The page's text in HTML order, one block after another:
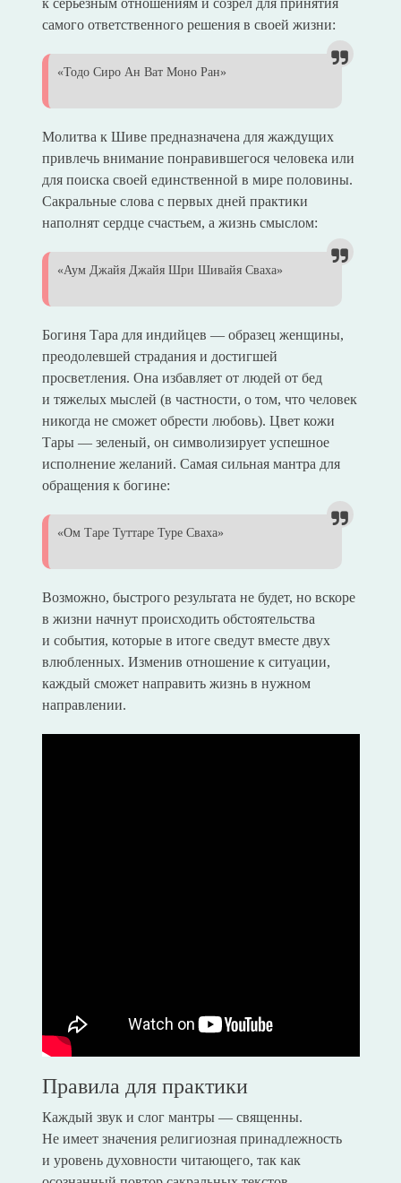
самого ответственного решения в своей жизни:
«Тодо Сиро Ан Ват Моно Ран»
Молитва к Шиве предназначена для жаждущих
привлечь внимание понравившегося человека или
для поиска своей единственной в мире половины.
Сакральные слова с первых дней практики
наполнят сердце счастьем, а жизнь смыслом:
«Аум Джайя Джайя Шри Шивайя Сваха»
Богиня Тара для индийцев — образец женщины,
преодолевшей страдания и достигшей
просветления. Она избавляет от людей от бед
и тяжелых мыслей (в частности, о том, что человек
никогда не сможет обрести любовь). Цвет кожи
Тары — зеленый, он символизирует успешное
исполнение желаний. Самая сильная мантра для
обращения к богине:
«Ом Таре Туттаре Туре Сваха»
Возможно, быстрого результата не будет, но вскоре
в жизни начнут происходить обстоятельства
и события, которые в итоге сведут вместе двух
влюбленных. Изменив отношение к ситуации,
каждый сможет направить жизнь в нужном
направлении.
Правила для практики
Каждый звук и слог мантры — священны.
Не имеет значения религиозная принадлежность
и уровень духовности читающего, так как